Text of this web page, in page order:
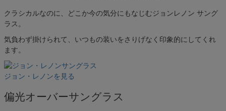
クラシカルなのに、どこか今の気分にもなじむジョンレノン サング
ラス。
気負わず掛けられて、いつもの装いをさりげなく印象的にしてくれ
ます。
ジョン・レノンを見る
偏光オーバーサングラス